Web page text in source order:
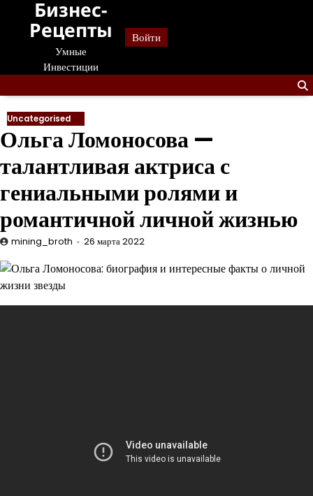
Перейти
содержанию
Бизнес-
Рецепты
Умные
Инвестиции
Войти
Uncategorised
Ольга Ломоносова —
талантливая актриса с
гениальными ролями и
романтичной личной жизнью
mining_broth 26 марта 2022